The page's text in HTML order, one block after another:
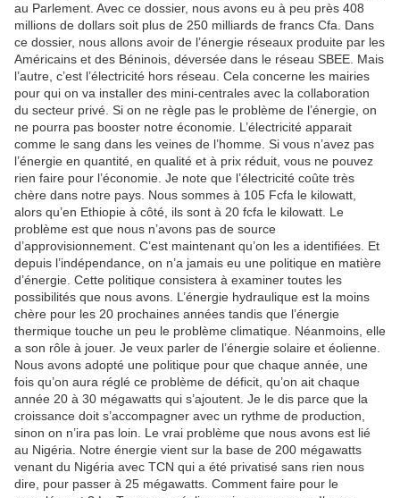
au Parlement. Avec ce dossier, nous avons eu à peu près 408
millions de dollars soit plus de 250 milliards de francs Cfa. Dans
ce dossier, nous allons avoir de l’énergie réseaux produite par les
Américains et des Béninois, déversée dans le réseau SBEE. Mais
l’autre, c’est l’électricité hors réseau. Cela concerne les mairies
pour qui on va installer des mini-centrales avec la collaboration
du secteur privé. Si on ne règle pas le problème de l’énergie, on
ne pourra pas booster notre économie. L’électricité apparait
comme le sang dans les veines de l’homme. Si vous n’avez pas
l’énergie en quantité, en qualité et à prix réduit, vous ne pouvez
rien faire pour l’économie. Je note que l’électricité coûte très
chère dans notre pays. Nous sommes à 105 Fcfa le kilowatt,
alors qu’en Ethiopie à côté, ils sont à 20 fcfa le kilowatt. Le
problème est que nous n’avons pas de source
d’approvisionnement. C’est maintenant qu’on les a identifiées. Et
depuis l’indépendance, on n’a jamais eu une politique en matière
d’énergie. Cette politique consistera à examiner toutes les
possibilités que nous avons. L’énergie hydraulique est la moins
chère pour les 20 prochaines années tandis que l’énergie
thermique touche un peu le problème climatique. Néanmoins, elle
a son rôle à jouer. Je veux parler de l’énergie solaire et éolienne.
Nous avons adopté une politique pour que chaque année, une
fois qu’on aura réglé ce problème de déficit, qu’on ait chaque
année 20 à 30 mégawatts qui s’ajoutent. Je le dis parce que la
croissance doit s’accompagner avec un rythme de production,
sinon on n’ira pas loin. Le vrai problème que nous avons est lié
au Nigéria. Notre énergie vient sur la base de 200 mégawatts
venant du Nigéria avec TCN qui a été privatisé sans rien nous
dire, pour passer à 25 mégawatts. Comment faire pour le